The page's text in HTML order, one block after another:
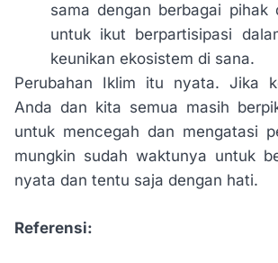
sama dengan berbagai pihak
untuk ikut berpartisipasi
keunikan ekosistem di sana.
Perubahan Iklim itu nyata. Jika
Anda dan kita semua masih
untuk mencegah dan mengatasi
mungkin sudah waktunya untuk
nyata dan tentu saja dengan hati.
Referensi: